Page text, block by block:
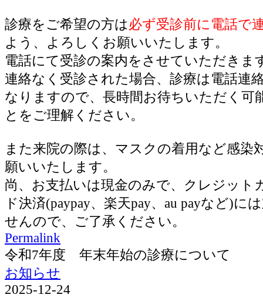
診療をご希望の方は必ず受診前に電話で
よう、よろしくお願いいたします。
電話にて受診の案内をさせていただきま
連絡なく受診された場合、診療は電話連
なりますので、長時間お待ちいただく可
とをご理解ください。
また来院の際は、マスクの着用など感染
願いいたします。
尚、お支払いは現金のみで、クレジット
ド決済(paypay、楽天pay、au payなど)に
せんので、ご了承ください。
Permalink
令和7年度 年末年始の診療について
お知らせ
2025-12-24